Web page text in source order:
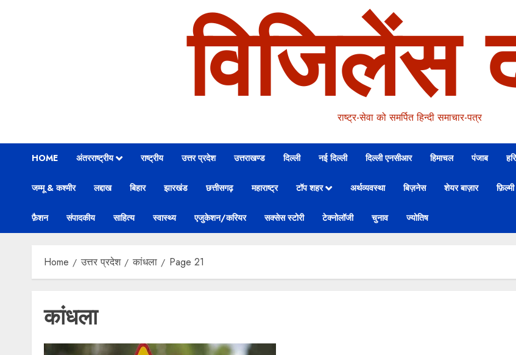
विजिलेंस
राष्ट्र-सेवा को समर्पित हिन्दी समाचार-पत्र
HOME अंतरराष्ट्रीय राष्ट्रीय उत्तर प्रदेश उत्तराखण्ड दिल्ली नई दिल्ली दिल्ली एनसीआर हिमाचल पंजाब
जम्मू & कश्मीर लद्दाख बिहार झारखंड छत्तीसगढ़ महाराष्ट्र टॉप शहर अर्थव्यवस्था बिज़नेस शेयर बाज़ार
फ़ैशन संपादकीय साहित्य स्वास्थ्य एजुकेशन/करियर सक्सेस स्टोरी टेक्नोलॉजी चुनाव ज्योतिष
Home उत्तर प्रदेश कांधला Page 21
कांधला